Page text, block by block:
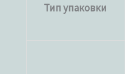
Тип упаковки